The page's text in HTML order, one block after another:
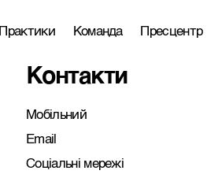
Практики Команда Пресцентр
Контакти
Мобільний
Email
Соціальні мережі